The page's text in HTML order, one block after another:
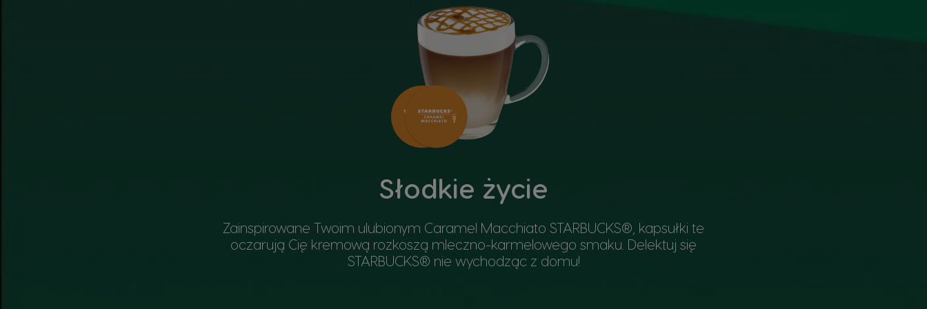
Słodkie życie
Zainspirowane Twoim ulubionym Caramel Macchiato STARBUCKS®, kapsułki te
oczarują Cię kremową rozkoszą mleczno-karmelowego smaku. Delektuj się
STARBUCKS® nie wychodząc z domu!